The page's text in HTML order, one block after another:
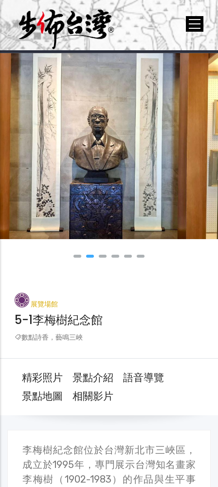
展覽場館
5-1李梅樹紀念館
數點詩香，藝鳴三峽
精彩照片 景點介紹
語音導覽
景點地圖
相關影片
李梅樹紀念館位於台灣新北市三峽區，
成立於1995年，專門展示台灣知名畫家
李梅樹（1902-1983）的作品與生平事